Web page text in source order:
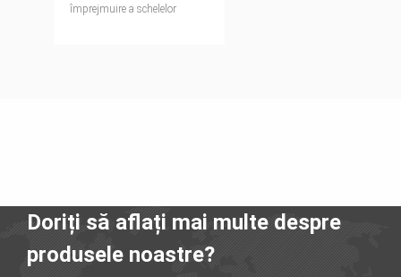
împrejmuire a schelelor
Doriți să aflați mai multe despre
produsele noastre?